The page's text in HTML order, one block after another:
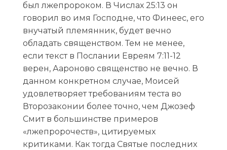
был лжепророком. В Числах 25:13 он
говорил во имя Господне, что Финеес, его
внучатый племянник, будет вечно
обладать священством. Тем не менее,
если текст в Послании Евреям 7:11-12
верен, Аароново священство не вечно. В
данном конкретном случае, Моисей
удовлетворяет требованиям теста во
Второзаконии более точно, чем Джозеф
Смит в большинстве примеров
«лжепророчеств», цитируемых
критиками. Как тогда Святые последних